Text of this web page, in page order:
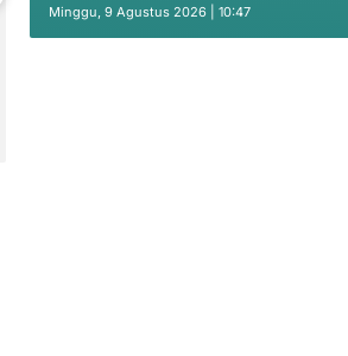
Masyarakat
Minggu, 9 Agustus 2026 | 10:47